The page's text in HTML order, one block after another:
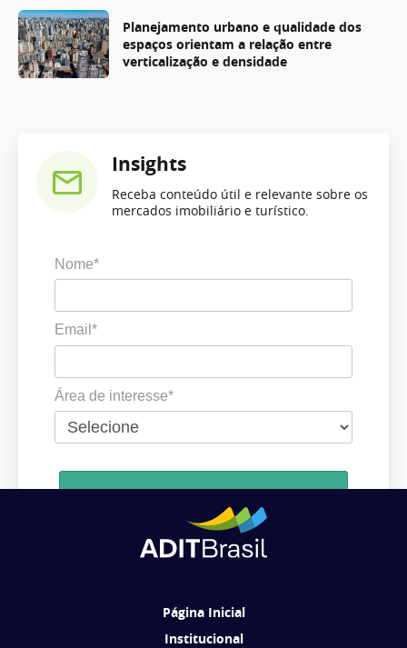
Planejamento urbano e qualidade dos
espaços orientam a relação entre
verticalização e densidade
Insights
Receba conteúdo útil e relevante sobre os
mercados imobiliário e turístico.
Nome*
Email*
Área de interesse*
Ao se cadastrar, você concorda em receber comunicações da ADIT
Página Inicial
Institucional